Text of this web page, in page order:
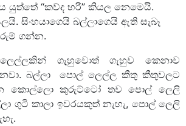
යුත්තේ “කව්ද හරි” කියල නෙමෙයි.
සිංහයාගෙයි බල්ලාගෙයි ඇති සැබෑ
ගන්න.
ගැහුවොත් ගැහුව කෙනාව
බල්ලා පොල් ලෙල්ල කීතු කීතුවලට
කොල්ලො කුරුට්ටෝ තව පොල් ලෙලි
ගුටි කාලා ඉවරයකුත් නැහැ, පොල් ලෙලි